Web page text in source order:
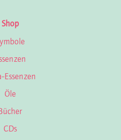
Shop
Essenzen
Öle
Bücher
CDs